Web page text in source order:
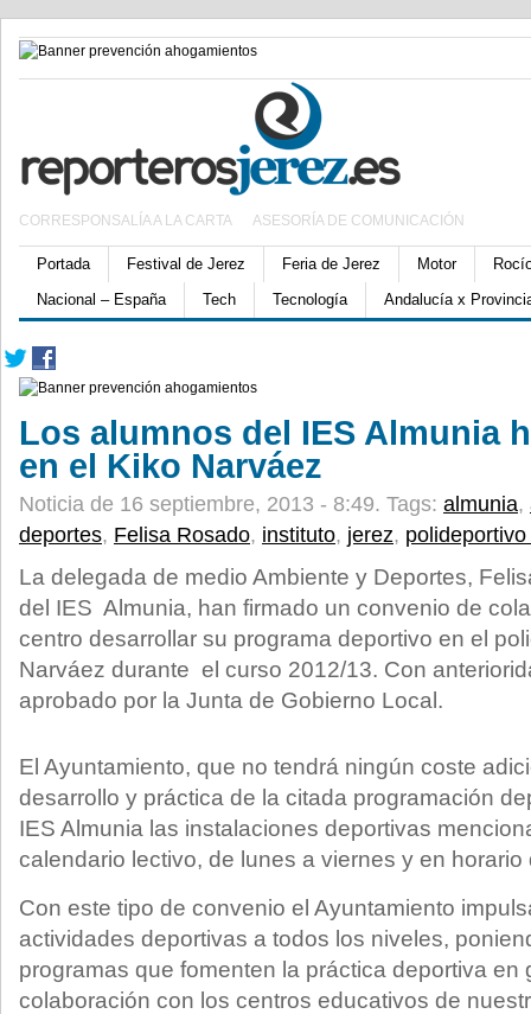
CORRESPONSALÍA A LA CARTA ASESORÍA DE COMUNICACIÓN
Portada Festival de Jerez Feria de Jerez Motor
Nacional – España
Tech Tecnología Andalucía x
Los alumnos del IES Almunia
en el Kiko Narváez
Noticia de 16 septiembre, 2013 - 8:49. Tags: almunia,
deportes, Felisa Rosado, instituto, jerez,
La delegada de medio Ambiente y Deportes,
del IES Almunia, han firmado un convenio de
centro desarrollar su programa deportivo en el
Narváez durante el curso 2012/13. Con
aprobado por la Junta de Gobierno Local.
El Ayuntamiento, que no tendrá ningún coste
desarrollo y práctica de la citada programación
IES Almunia las instalaciones deportivas
calendario lectivo, de lunes a viernes y en horario
Con este tipo de convenio el Ayuntamiento
actividades deportivas a todos los niveles,
programas que fomenten la práctica deportiva en
colaboración con los centros educativos de